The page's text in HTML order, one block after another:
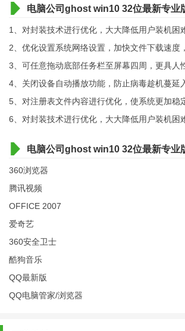
电脑公司ghost win10 32位最新专业
1、对封装技术进行优化，大大降低用户装机困
2、优化设置系统网络设置，加快文件下载速度
3、可任意拖动底部任务栏至屏幕四周，更具人
4、关闭设备自动播放功能，防止病毒趁机蔓延
5、对注册表文件内容进行优化，使系统更加稳
6、对封装技术进行优化，大大降低用户装机困
电脑公司ghost win10 32位最新专业
360浏览器
腾讯视频
OFFICE 2007
爱奇艺
360安全卫士
酷狗音乐
QQ最新版
QQ电脑管家/浏览器